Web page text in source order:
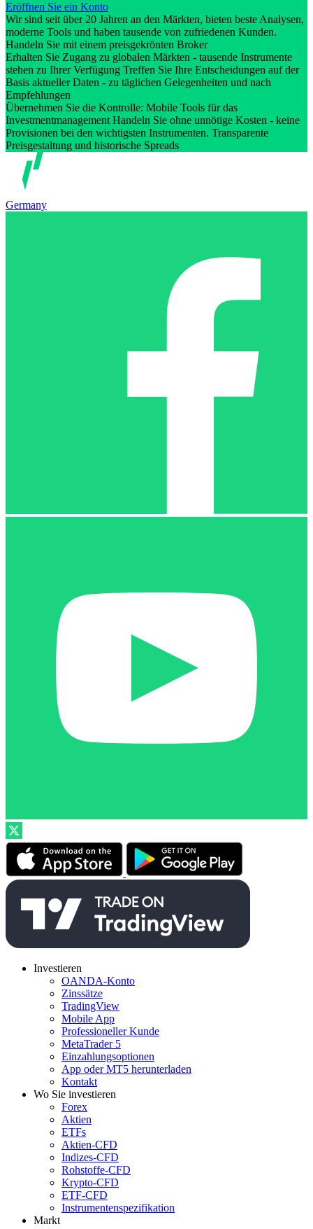
Eröffnen Sie ein Konto
Wir sind seit über 20 Jahren an den Märkten, bieten beste Analysen,
moderne Tools und haben tausende von zufriedenen Kunden.
Handeln Sie mit einem preisgekrönten Broker
Erhalten Sie Zugang zu globalen Märkten - tausende Instrumente
stehen zu Ihrer Verfügung Treffen Sie Ihre Entscheidungen auf der
Basis aktueller Daten - zu täglichen Gelegenheiten und nach
Empfehlungen
Übernehmen Sie die Kontrolle: Mobile Tools für das
Investmentmanagement Handeln Sie ohne unnötige Kosten - keine
Provisionen bei den wichtigsten Instrumenten. Transparente
Preisgestaltung und historische Spreads
Germany
Investieren
OANDA-Konto
Zinssätze
TradingView
Mobile App
Professioneller Kunde
MetaTrader 5
Einzahlungsoptionen
App oder MT5 herunterladen
Kontakt
Wo Sie investieren
Forex
Aktien
ETFs
Aktien-CFD
Indizes-CFD
Rohstoffe-CFD
Krypto-CFD
ETF-CFD
Instrumentenspezifikation
Markt